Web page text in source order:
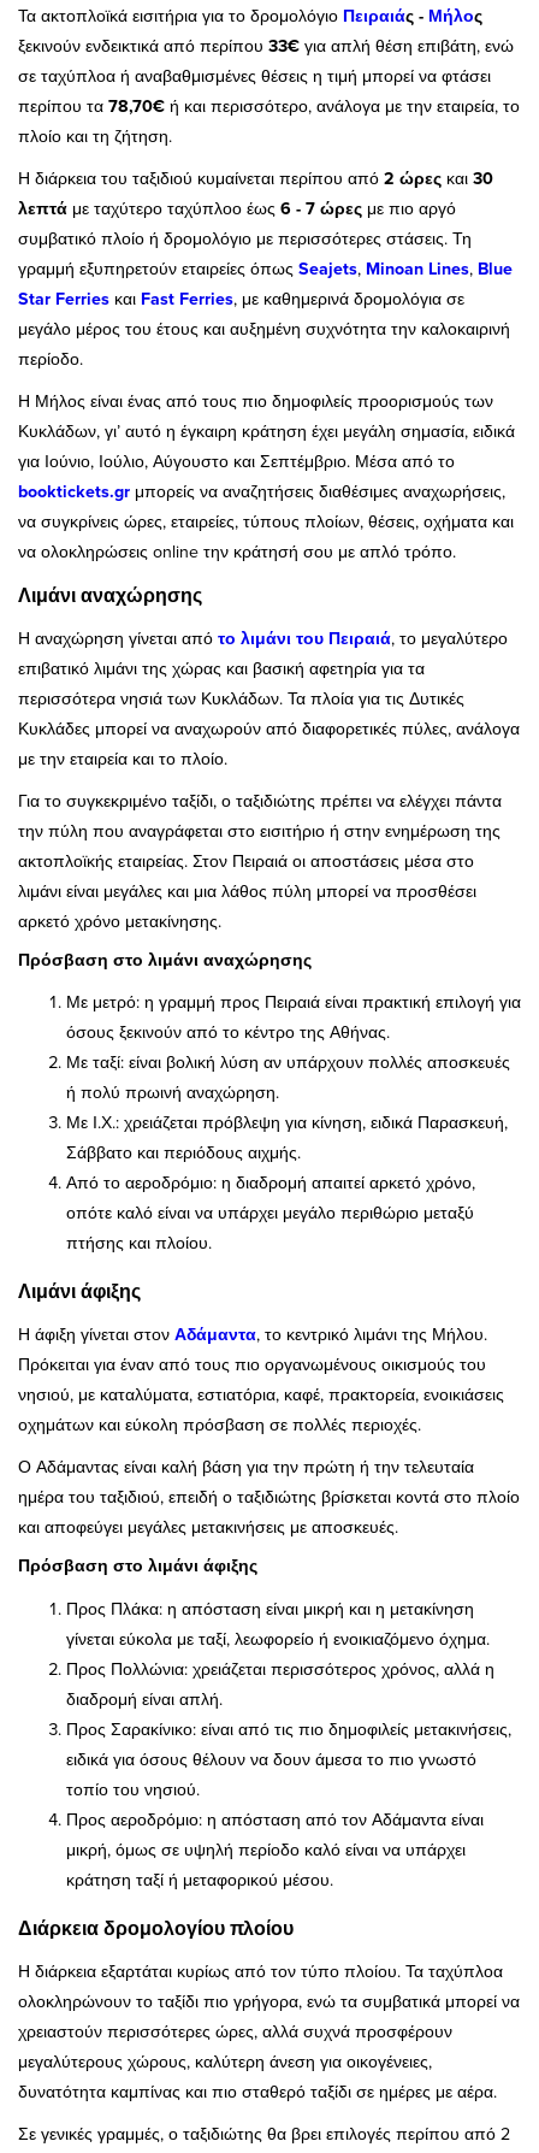
Τα ακτοπλοϊκά εισιτήρια για το δρομολόγιο Πειραιάς - Μήλος
ξεκινούν ενδεικτικά από περίπου 33€ για απλή θέση επιβάτη, ενώ
σε ταχύπλοα ή αναβαθμισμένες θέσεις η τιμή μπορεί να φτάσει
περίπου τα 78,70€ ή και περισσότερο, ανάλογα με την εταιρεία, το
πλοίο και τη ζήτηση.
Η διάρκεια του ταξιδιού κυμαίνεται περίπου από 2 ώρες και 30
λεπτά με ταχύτερο ταχύπλοο έως 6 - 7 ώρες με πιο αργό
συμβατικό πλοίο ή δρομολόγιο με περισσότερες στάσεις. Τη
γραμμή εξυπηρετούν εταιρείες όπως Seajets, Minoan Lines, Blue
Star Ferries και Fast Ferries, με καθημερινά δρομολόγια σε
μεγάλο μέρος του έτους και αυξημένη συχνότητα την καλοκαιρινή
περίοδο.
Η Μήλος είναι ένας από τους πιο δημοφιλείς προορισμούς των
Κυκλάδων, γι’ αυτό η έγκαιρη κράτηση έχει μεγάλη σημασία, ειδικά
για Ιούνιο, Ιούλιο, Αύγουστο και Σεπτέμβριο. Μέσα από το
booktickets.gr μπορείς να αναζητήσεις διαθέσιμες αναχωρήσεις,
να συγκρίνεις ώρες, εταιρείες, τύπους πλοίων, θέσεις, οχήματα και
να ολοκληρώσεις online την κράτησή σου με απλό τρόπο.
Λιμάνι αναχώρησης
Η αναχώρηση γίνεται από το λιμάνι του Πειραιά, το μεγαλύτερο
επιβατικό λιμάνι της χώρας και βασική αφετηρία για τα
περισσότερα νησιά των Κυκλάδων. Τα πλοία για τις Δυτικές
Κυκλάδες μπορεί να αναχωρούν από διαφορετικές πύλες, ανάλογα
με την εταιρεία και το πλοίο.
Για το συγκεκριμένο ταξίδι, ο ταξιδιώτης πρέπει να ελέγχει πάντα
την πύλη που αναγράφεται στο εισιτήριο ή στην ενημέρωση της
ακτοπλοϊκής εταιρείας. Στον Πειραιά οι αποστάσεις μέσα στο
λιμάνι είναι μεγάλες και μια λάθος πύλη μπορεί να προσθέσει
αρκετό χρόνο μετακίνησης.
Πρόσβαση στο λιμάνι αναχώρησης
Με μετρό: η γραμμή προς Πειραιά είναι πρακτική επιλογή για
όσους ξεκινούν από το κέντρο της Αθήνας.
Με ταξί: είναι βολική λύση αν υπάρχουν πολλές αποσκευές
ή πολύ πρωινή αναχώρηση.
Με Ι.Χ.: χρειάζεται πρόβλεψη για κίνηση, ειδικά Παρασκευή,
Σάββατο και περιόδους αιχμής.
Από το αεροδρόμιο: η διαδρομή απαιτεί αρκετό χρόνο,
οπότε καλό είναι να υπάρχει μεγάλο περιθώριο μεταξύ
πτήσης και πλοίου.
Λιμάνι άφιξης
Η άφιξη γίνεται στον Αδάμαντα, το κεντρικό λιμάνι της Μήλου.
Πρόκειται για έναν από τους πιο οργανωμένους οικισμούς του
νησιού, με καταλύματα, εστιατόρια, καφέ, πρακτορεία, ενοικιάσεις
οχημάτων και εύκολη πρόσβαση σε πολλές περιοχές.
Ο Αδάμαντας είναι καλή βάση για την πρώτη ή την τελευταία
ημέρα του ταξιδιού, επειδή ο ταξιδιώτης βρίσκεται κοντά στο πλοίο
και αποφεύγει μεγάλες μετακινήσεις με αποσκευές.
Πρόσβαση στο λιμάνι άφιξης
Προς Πλάκα: η απόσταση είναι μικρή και η μετακίνηση
γίνεται εύκολα με ταξί, λεωφορείο ή ενοικιαζόμενο όχημα.
Προς Πολλώνια: χρειάζεται περισσότερος χρόνος, αλλά η
διαδρομή είναι απλή.
Προς Σαρακίνικο: είναι από τις πιο δημοφιλείς μετακινήσεις,
ειδικά για όσους θέλουν να δουν άμεσα το πιο γνωστό
τοπίο του νησιού.
Προς αεροδρόμιο: η απόσταση από τον Αδάμαντα είναι
μικρή, όμως σε υψηλή περίοδο καλό είναι να υπάρχει
κράτηση ταξί ή μεταφορικού μέσου.
Διάρκεια δρομολογίου πλοίου
Η διάρκεια εξαρτάται κυρίως από τον τύπο πλοίου. Τα ταχύπλοα
ολοκληρώνουν το ταξίδι πιο γρήγορα, ενώ τα συμβατικά μπορεί να
χρειαστούν περισσότερες ώρες, αλλά συχνά προσφέρουν
μεγαλύτερους χώρους, καλύτερη άνεση για οικογένειες,
δυνατότητα καμπίνας και πιο σταθερό ταξίδι σε ημέρες με αέρα.
Σε γενικές γραμμές, ο ταξιδιώτης θα βρει επιλογές περίπου από 2